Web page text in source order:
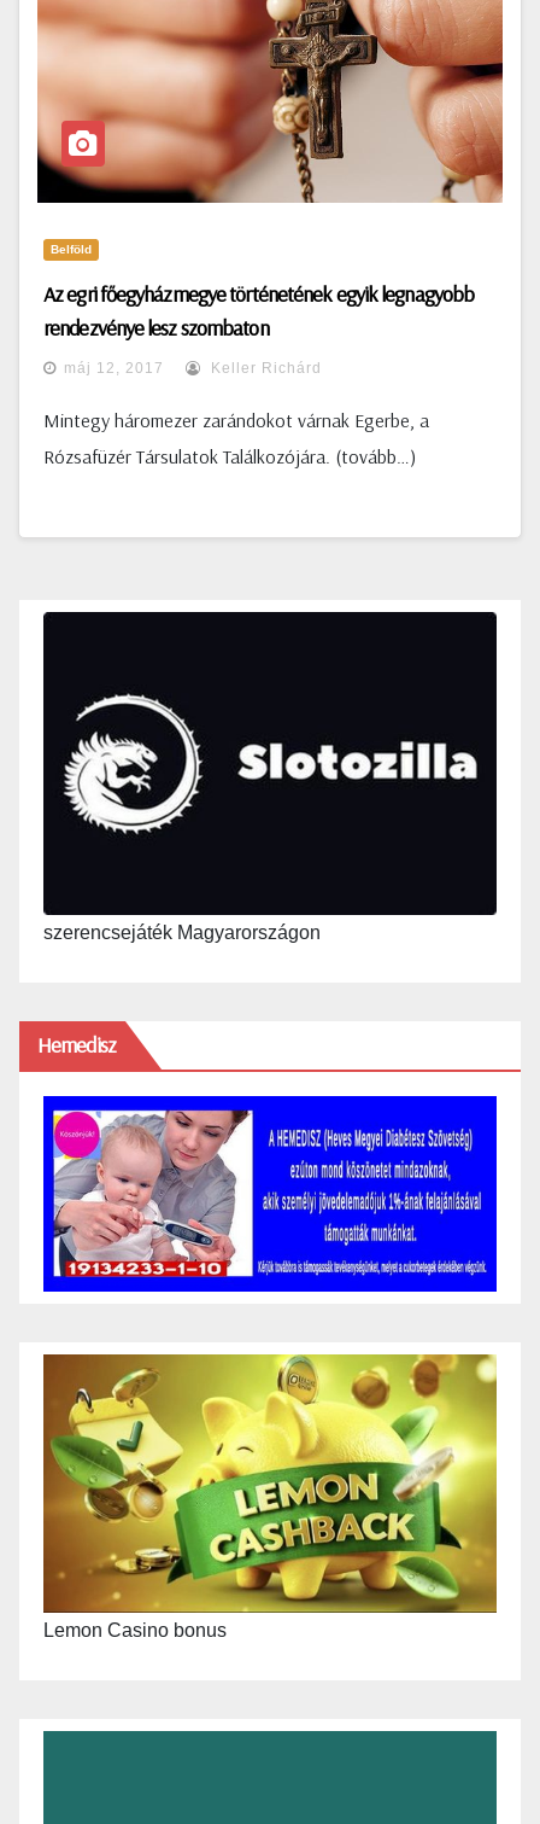
Belföld
Az egri főegyházmegye történetének egyik legnagyobb
rendezvénye lesz szombaton
máj 12, 2017 Keller Richárd
Mintegy háromezer zarándokot várnak Egerbe, a
Rózsafüzér Társulatok Találkozójára. (tovább…)
szerencsejáték Magyarországon
Hemedisz
Lemon Casino bonus